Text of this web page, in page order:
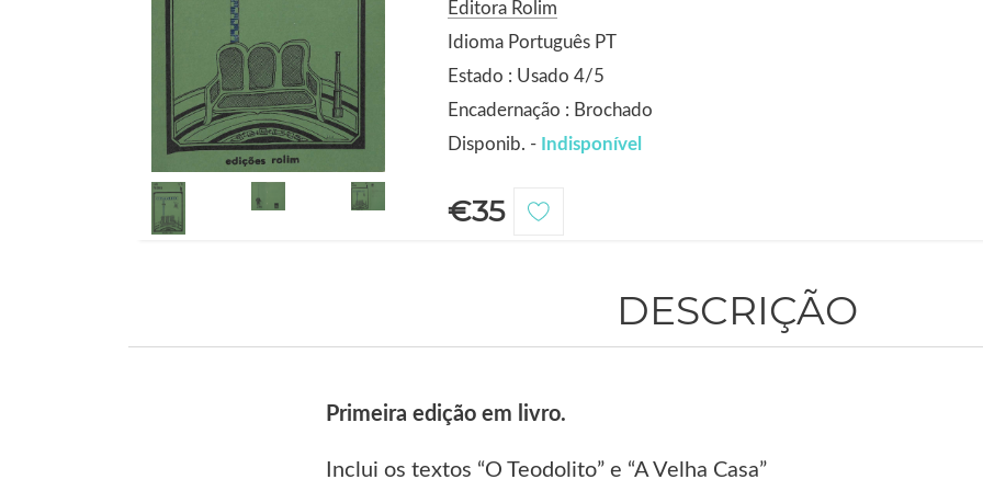
Editora Rolim
Idioma Português PT
Estado : Usado 4/5
Encadernação : Brochado
Disponib. - Indisponível
€35
DESCRIÇÃO
Primeira edição em livro.
Inclui os textos “O Teodolito” e “A Velha Casa”